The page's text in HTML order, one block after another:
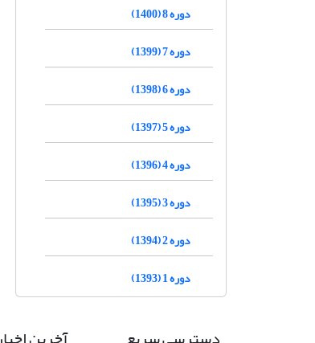
دوره 8 (1400)
دوره 7 (1399)
دوره 6 (1398)
دوره 5 (1397)
دوره 4 (1396)
دوره 3 (1395)
دوره 2 (1394)
دوره 1 (1393)